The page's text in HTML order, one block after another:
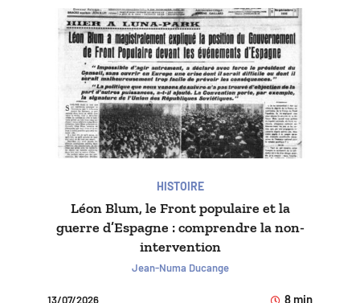
HISTOIRE
Léon Blum, le Front populaire et la
guerre d’Espagne : comprendre la non-
intervention
Jean-Numa Ducange
13/07/2026 8 min